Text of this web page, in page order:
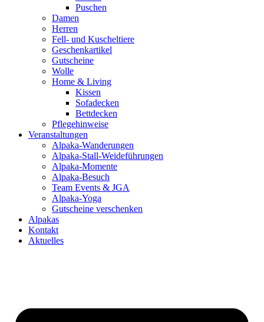
Puschen
Damen
Herren
Fell- und Kuscheltiere
Geschenkartikel
Gutscheine
Wolle
Home & Living
Kissen
Sofadecken
Bettdecken
Pflegehinweise
Veranstaltungen
Alpaka-Wanderungen
Alpaka-Stall-Weideführungen
Alpaka-Momente
Alpaka-Besuch
Team Events & JGA
Alpaka-Yoga
Gutscheine verschenken
Alpakas
Kontakt
Aktuelles